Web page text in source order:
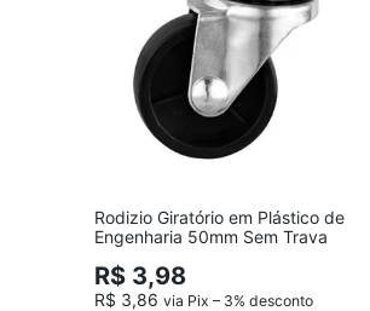
Rodizio Giratório em Plástico de
Engenharia 50mm Sem Trava
R$ 3,98
R$ 3,86 via Pix – 3% desconto